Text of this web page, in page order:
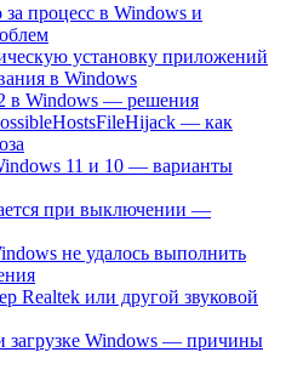
процесс в Windows и
установку приложений
в Windows
в Windows — решения
— как
11 и 10 — варианты
при выключении —
не удалось выполнить
Realtek или другой звуковой
загрузке Windows — причины